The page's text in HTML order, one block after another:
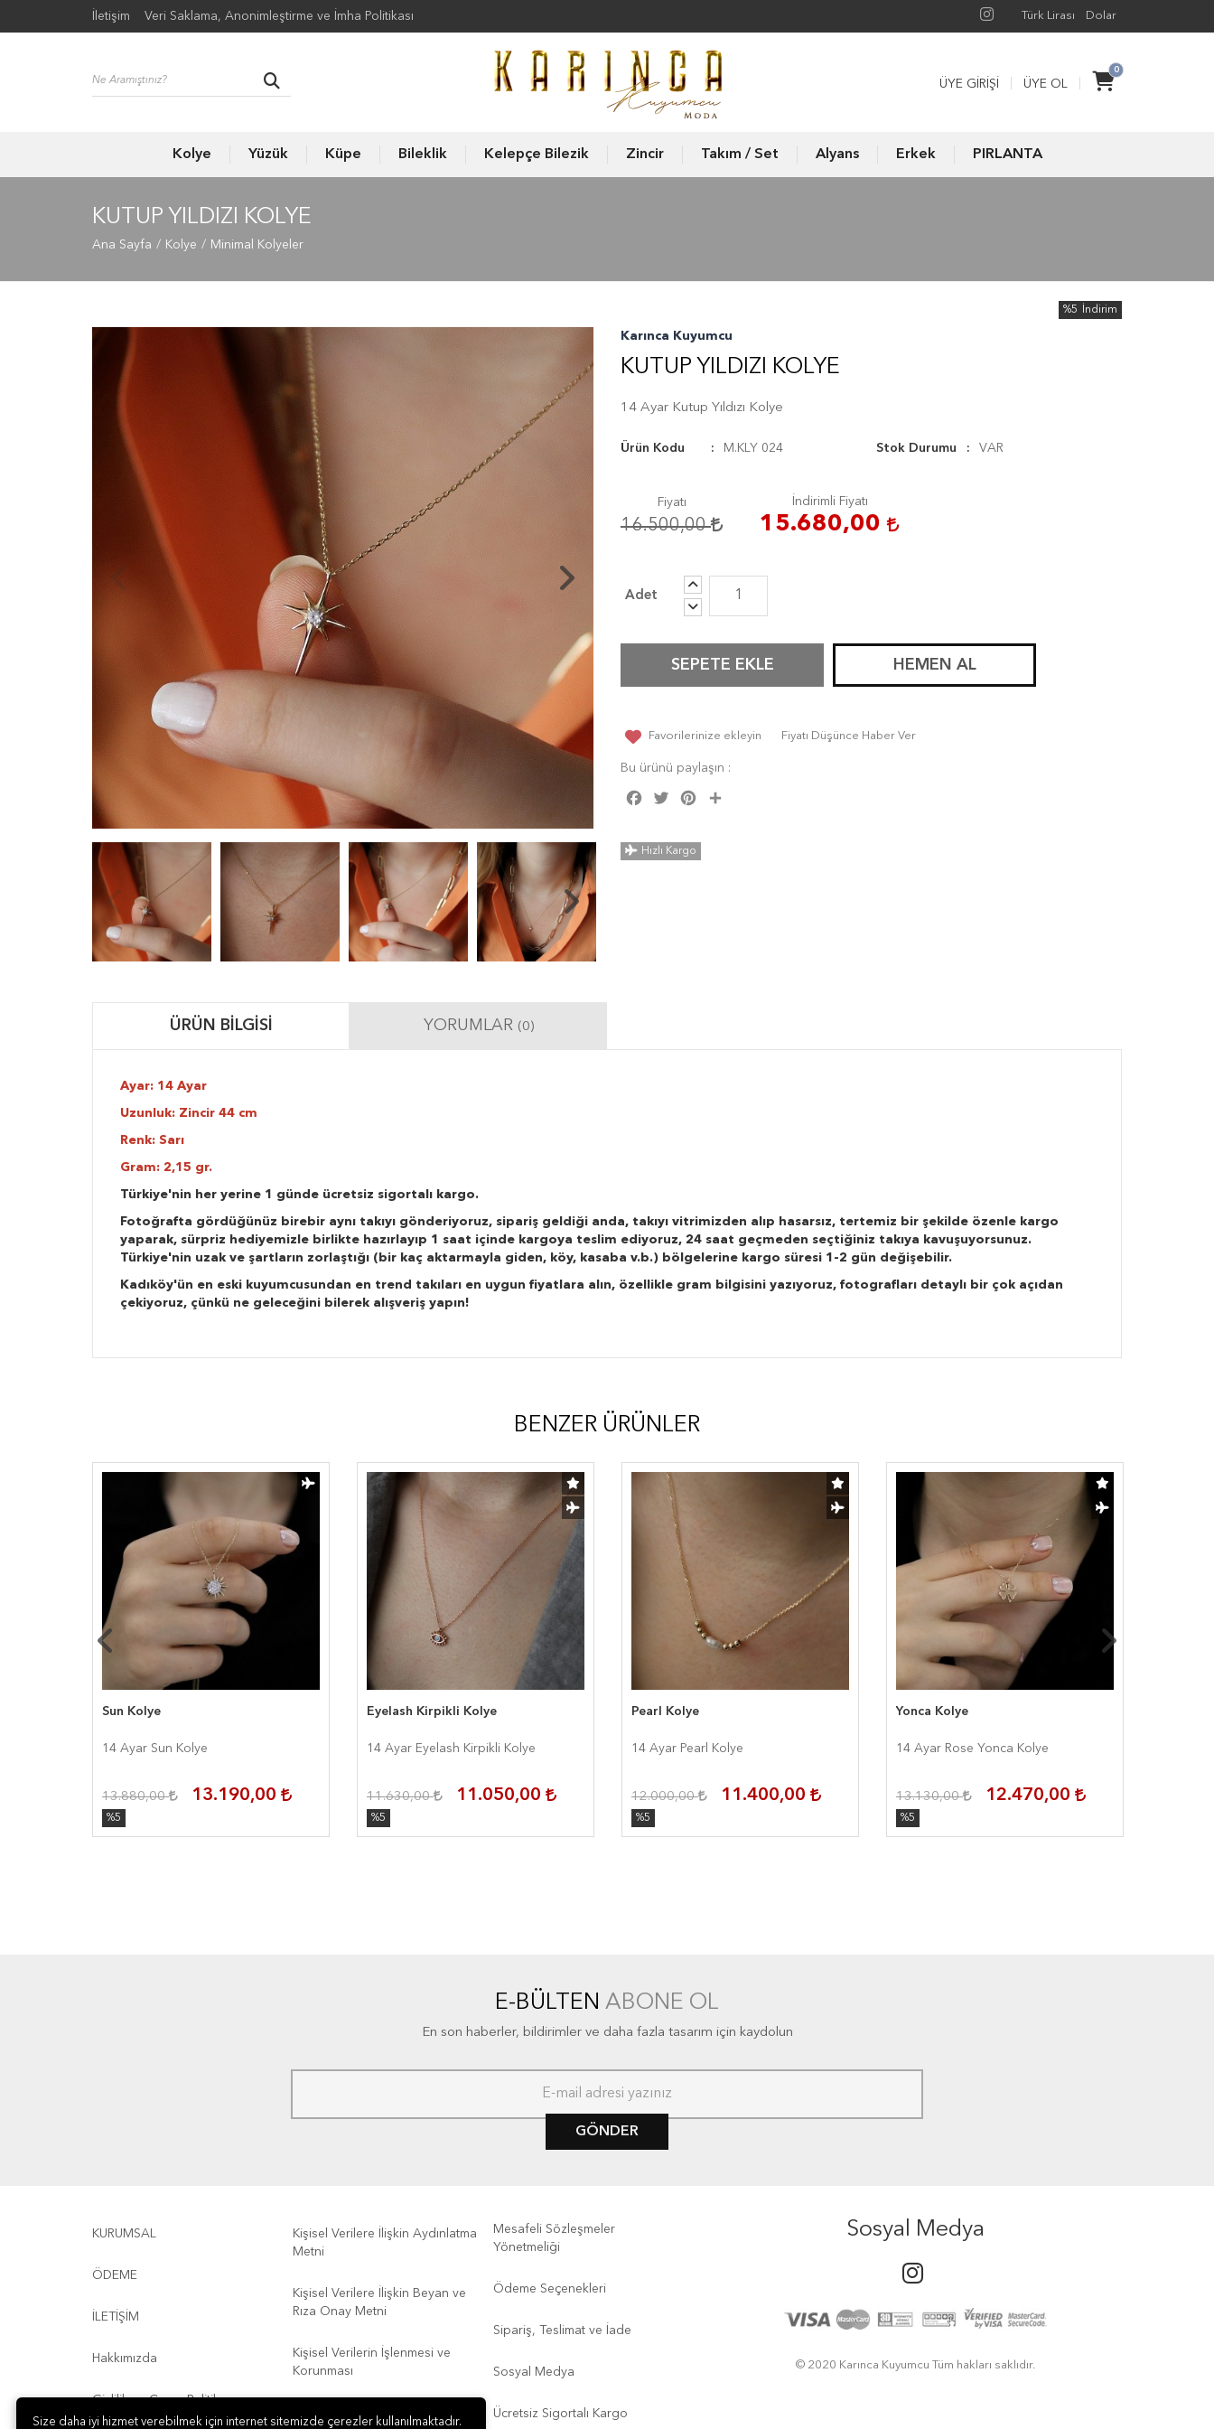
İletişim Veri Saklama, Anonimleştirme ve İmha Politikası Türk Lirası Dolar
0
ÜYE GIRIŞI ÜYE OL
Kolye Yüzük Küpe Bileklik Kelepçe Bilezik Zincir Takım / Set Alyans Erkek PIRLANTA
KUTUP YILDIZI KOLYE
Ana Sayfa Kolye Minimal Kolyeler
Karınca Kuyumcu
KUTUP YILDIZI KOLYE
14 Ayar Kutup Yıldızı Kolye
Ürün Kodu M.KLY 024 Stok Durumu VAR
Fiyatı
16.500,00
İndirimli Fiyatı
15.680,00
%5 İndirim
SEPETE EKLE HEMEN AL
Favorilerinize ekleyin Fiyatı Düşünce Haber Ver
Bu ürünü paylaşın :
Facebook
Twitter Pinterest
Hızlı Kargo
ÜRÜN BILGISI YORUMLAR (0)
Ayar: 14 Ayar
Uzunluk: Zincir 44 cm
Renk: Sarı
Gram: 2,15 gr.
Türkiye'nin her yerine 1 günde ücretsiz sigortalı kargo.
Fotoğrafta gördüğünüz birebir aynı takıyı gönderiyoruz, sipariş geldiği anda, takıyı vitrimizden alıp hasarsız, tertemiz bir şekilde özenle kargo
yaparak, sürpriz hediyemizle birlikte hazırlayıp 1 saat içinde kargoya teslim ediyoruz, 24 saat geçmeden seçtiğiniz takıya kavuşuyorsunuz.
Türkiye'nin uzak ve şartların zorlaştığı (bir kaç aktarmayla giden, köy, kasaba v.b.) bölgelerine kargo süresi 1-2 gün değişebilir.
Kadıköy'ün en eski kuyumcusundan en trend takıları en uygun fiyatlara alın, özellikle gram bilgisini yazıyoruz, fotografları detaylı bir çok açıdan
çekiyoruz, çünkü ne geleceğini bilerek alışveriş yapın!
BENZER ÜRÜNLER
Sun Kolye
14 Ayar Sun Kolye
13.880,00 13.190,00
%5
Eyelash Kirpikli Kolye
14 Ayar Eyelash Kirpikli Kolye
11.630,00 11.050,00
%5
Pearl Kolye
14 Ayar Pearl Kolye
12.000,00 11.400,00
%5
Yonca Kolye
14 Ayar Rose Yonca Kolye
13.130,00 12.470,00
%5
E-BÜLTEN ABONE OL
En son haberler, bildirimler ve daha fazla tasarım için kaydolun
GÖNDER
KURUMSAL
ÖDEME
İLETİŞİM
Hakkımızda
Gizlilik ve Çerez Politikası
Kişisel Verilere İlişkin Aydınlatma
Metni
Kişisel Verilere İlişkin Beyan ve
Rıza Onay Metni
Kişisel Verilerin İşlenmesi ve
Korunması
Kullanım Koşulları
Mesafeli Sözleşmeler
Yönetmeliği
Ödeme Seçenekleri
Sipariş, Teslimat ve İade
Sosyal Medya
Ücretsiz Sigortalı Kargo
Sosyal Medya
© 2020 Karınca Kuyumcu Tüm hakları saklıdır.
Size daha iyi hizmet verebilmek için internet sitemizde çerezler kullanılmaktadır.